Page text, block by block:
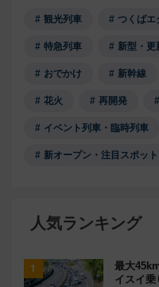
観光列車 つくばエ
特急列車 新型・更
おでかけ 新幹線
花火 再開発
イベント列車・臨時列車
新オープン・注目スポット
人気ランキング
最大
イスイ